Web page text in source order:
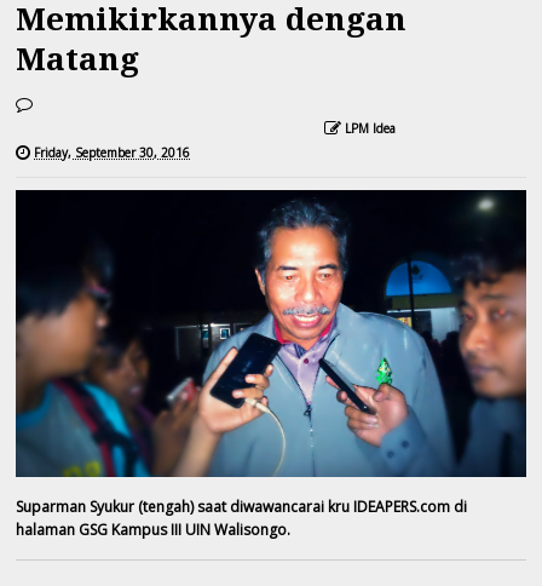
Memikirkannya dengan
Matang
LPM Idea
Friday, September 30, 2016
Suparman Syukur (tengah) saat diwawancarai kru IDEAPERS.com di
halaman GSG Kampus III UIN Walisongo.